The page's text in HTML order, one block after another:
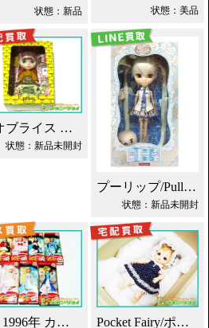
状態：新品 状態：美品
ネオブライス あちゃちゅむずきん Blythe 人形 買取！
状態：新品未開封
プーリップ/Pullip 雪ミク 初音ミク 買取
状態：新品未開封
7点 1996年 カレンダーガール ジェニー人形 買取！ Pocket Fairy/ポケットフェアリー PF ドール買取！